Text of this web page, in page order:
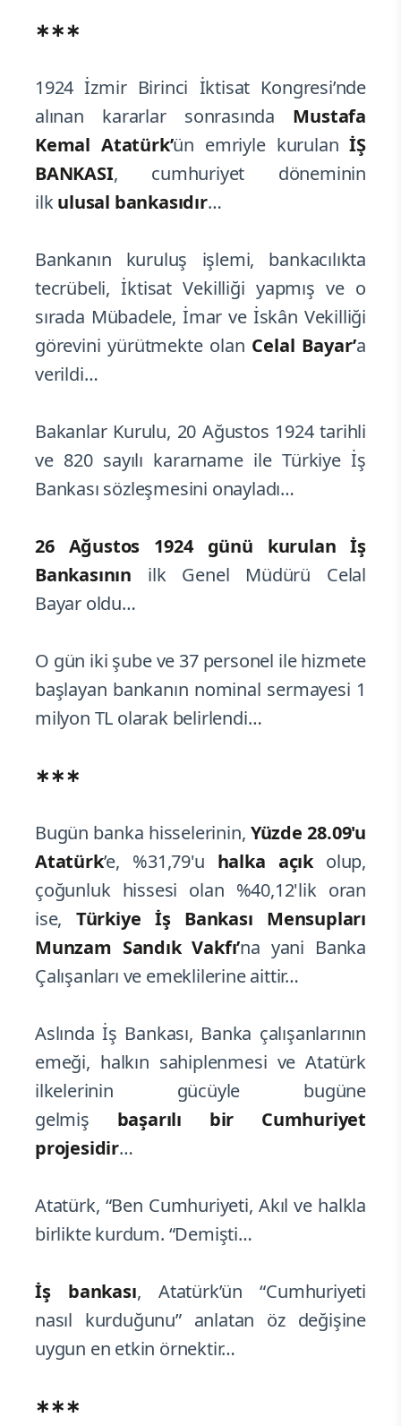
∗∗∗
1924 İzmir Birinci İktisat Kongresi’nde
alınan kararlar sonrasında Mustafa
Kemal Atatürk’ün emriyle kurulanİŞ
BANKASI, cumhuriyet döneminin
ilkulusal bankasıdır…
Bankanın kuruluş işlemi, bankacılıkta
tecrübeli, İktisat Vekilliği yapmış ve o
sırada Mübadele, İmar ve İskân Vekilliği
görevini yürütmekte olan Celal Bayar’a
verildi…
Bakanlar Kurulu, 20 Ağustos 1924 tarihli
ve 820 sayılı kararname ile Türkiye İş
Bankası sözleşmesini onayladı…
26 Ağustos 1924
günü kurulan İş
Bankasının ilk Genel Müdürü Celal
Bayar oldu…
O gün iki şube ve 37 personel ile hizmete
başlayan bankanın nominal sermayesi 1
milyon TL olarak belirlendi…
∗∗∗
Bugün banka hisselerinin, Yüzde 28.09'u
Atatürk’e, %31,79'u halka açık olup,
çoğunluk hissesi olan %40,12'lik oran
ise, Türkiye İş Bankası Mensupları
Munzam Sandık Vakfı’na yani Banka
Çalışanları ve emeklilerine aittir…
Aslında İş Bankası, Banka çalışanlarının
emeği, halkın sahiplenmesi ve Atatürk
ilkelerinin gücüyle bugüne
gelmiş başarılı bir Cumhuriyet
projesidir…
Atatürk, “Ben Cumhuriyeti, Akıl ve halkla
birlikte kurdum. “Demişti…
İş bankası, Atatürk’ün “Cumhuriyeti
nasıl kurduğunu” anlatan öz değişine
uygun en etkin örnektir…
∗∗∗